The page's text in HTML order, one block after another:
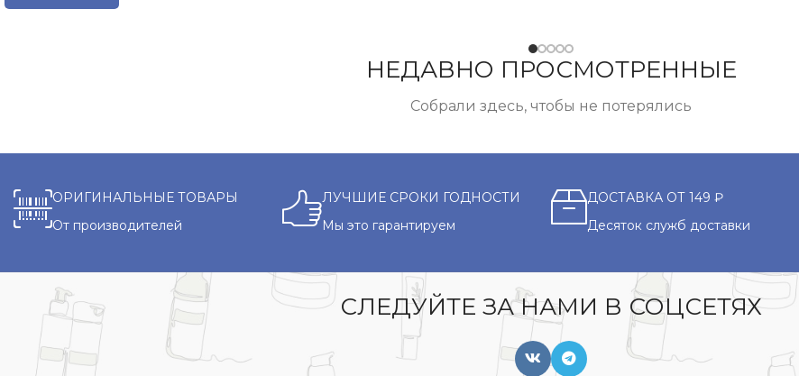
НЕДАВНО ПРОСМОТРЕННЫЕ
Собрали здесь, чтобы не потерялись
ОРИГИНАЛЬНЫЕ ТОВАРЫ
От производителей
ЛУЧШИЕ СРОКИ ГОДНОСТИ
Мы это гарантируем
ДОСТАВКА ОТ 149 ₽
Десяток служб доставки
СЛЕДУЙТЕ ЗА НАМИ В СОЦСЕТЯХ